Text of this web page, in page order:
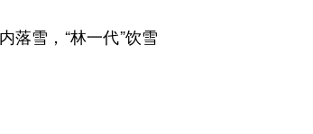
雪，“林一代”饮雪